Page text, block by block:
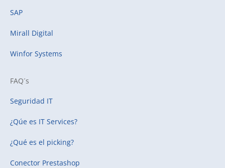
SAP
Mirall Digital
Winfor Systems
FAQ´s
Seguridad IT
¿Qúe es IT Services?
¿Qué es el picking?
Conector Prestashop